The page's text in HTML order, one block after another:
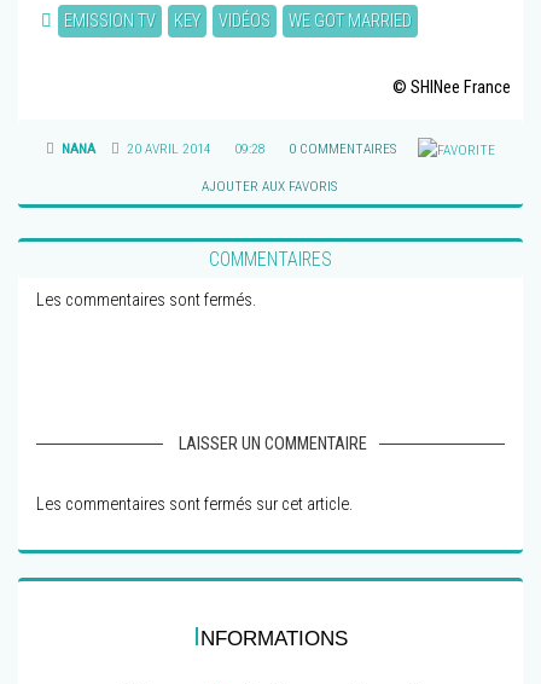
EMISSION TV KEY VIDÉOS WE GOT MARRIED
© SHINee France
NANA 20 AVRIL 2014 09:28 0 COMMENTAIRES
AJOUTER AUX FAVORIS
COMMENTAIRES
Les commentaires sont fermés.
LAISSER UN COMMENTAIRE
Les commentaires sont fermés sur cet article.
INFORMATIONS